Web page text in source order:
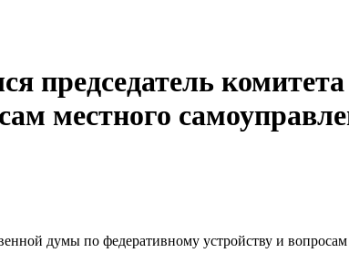
председатель
местного